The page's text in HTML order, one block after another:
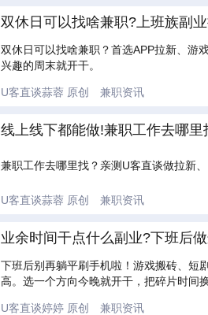
双休日可以找啥兼职?上班族副
双休日可以找啥兼职？首选APP拉新、游
兴趣的周末就开干。
U客直谈蒜蓉 原创 兼职资讯
线上线下都能做!兼职工作去哪
兼职工作去哪里找？亲测U客直谈做拉新
U客直谈蒜蓉 原创 兼职资讯
业余时间干点什么副业?下班后
下班后别再躺平刷手机啦！游戏搬砖、短
高。选一个方向今晚就开干，把碎片时间
U客直谈婷婷 原创 兼职资讯